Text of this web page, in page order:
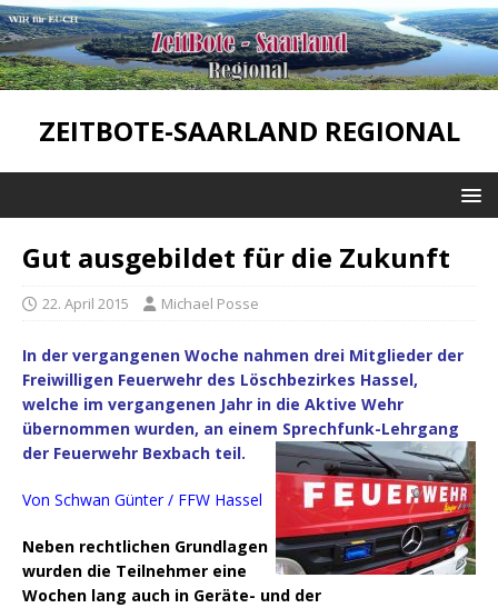
ZEITBOTE-SAARLAND REGIONAL
Gut ausgebildet für die Zukunft
22. April 2015 Michael Posse
In der vergangenen Woche nahmen drei Mitglieder der
Freiwilligen Feuerwehr des Löschbezirkes Hassel,
welche im vergangenen Jahr in die Aktive Wehr
übernommen wurden, an einem Sprechfunk-Lehrgang
der Feuerwehr Bexbach teil.
Von Schwan Günter / FFW Hassel
Neben rechtlichen Grundlagen
wurden die Teilnehmer eine
Wochen lang auch in Geräte- und der